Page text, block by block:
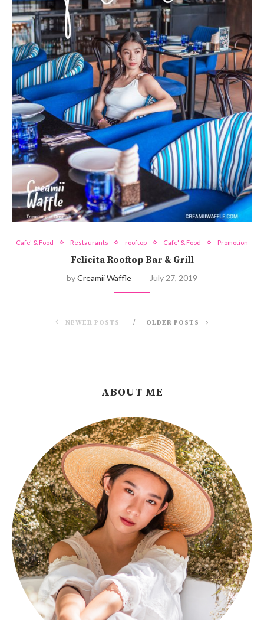
Cafe' & Food Restaurants rooftop Cafe' & Food Promotion
Felicita Rooftop Bar & Grill
byCreamii Waffle July 27, 2019
NEWER POSTS OLDER POSTS
ABOUT ME